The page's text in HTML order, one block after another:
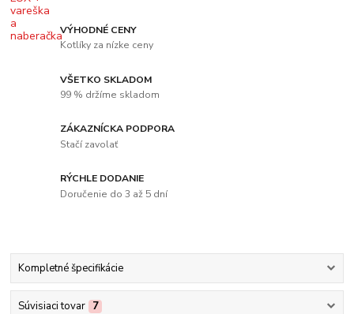
VÝHODNÉ CENY
Kotlíky za nízke ceny
VŠETKO SKLADOM
99 % držíme skladom
ZÁKAZNÍCKA PODPORA
Stačí zavolať
RÝCHLE DODANIE
Doručenie do 3 až 5 dní
Kompletné špecifikácie
Súvisiaci tovar 7